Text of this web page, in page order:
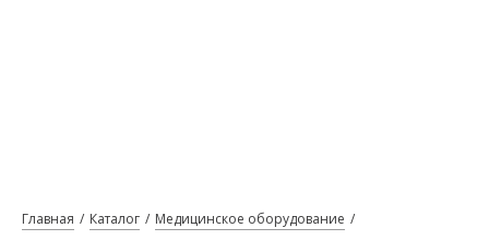
Главная Каталог Медицинское оборудование